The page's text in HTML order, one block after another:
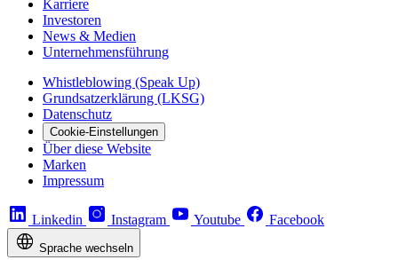
Karriere
Investoren
News & Medien
Unternehmensführung
Whistleblowing (Speak Up)
Grundsatzerklärung (LKSG)
Datenschutz
Cookie-Einstellungen
Über diese Website
Marken
Impressum
Linkedin Instagram Youtube Facebook
Sprache wechseln